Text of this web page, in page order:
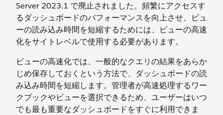
Server 2023.1 で廃止されました。頻繁にアクセスす
るダッシュボードのパフォーマンスを向上させ、ビュ
ーの読み込み時間を短縮するためには、ビューの高速
化をサイトレベルで使用する必要があります。
ビューの高速化では、一般的なクエリの結果をあらか
じめ保存しておくという方法で、ダッシュボードの読
み込み時間を短縮します。管理者が高速処理するワー
クブックやビューを選択できるため、ユーザーはいつ
でも最も重要なダッシュボードをすぐに利用できま